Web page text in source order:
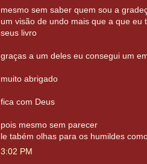
mesmo sem saber quem sou a
um visão de undo mais que a que eu
seus livro
graças a um deles eu consegui um
muito abrigado
fica com Deus
pois mesmo sem parecer
le tabém olhas para os humildes
3:02 PM